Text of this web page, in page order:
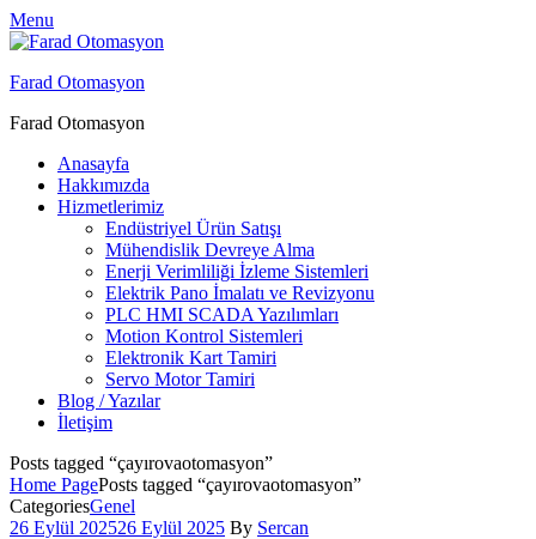
Menu
Farad Otomasyon
Farad Otomasyon
Anasayfa
Hakkımızda
Hizmetlerimiz
Endüstriyel Ürün Satışı
Mühendislik Devreye Alma
Enerji Verimliliği İzleme Sistemleri
Elektrik Pano İmalatı ve Revizyonu
PLC HMI SCADA Yazılımları
Motion Kontrol Sistemleri
Elektronik Kart Tamiri
Servo Motor Tamiri
Blog / Yazılar
İletişim
Posts tagged “çayırovaotomasyon”
Home PagePosts tagged “çayırovaotomasyon”
CategoriesGenel
26 Eylül 202526 Eylül 2025 By Sercan